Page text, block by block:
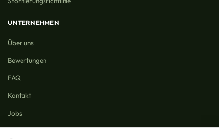
UNTERNEHMEN
Über uns
Bewertungen
FAQ
Kontakt
Jobs